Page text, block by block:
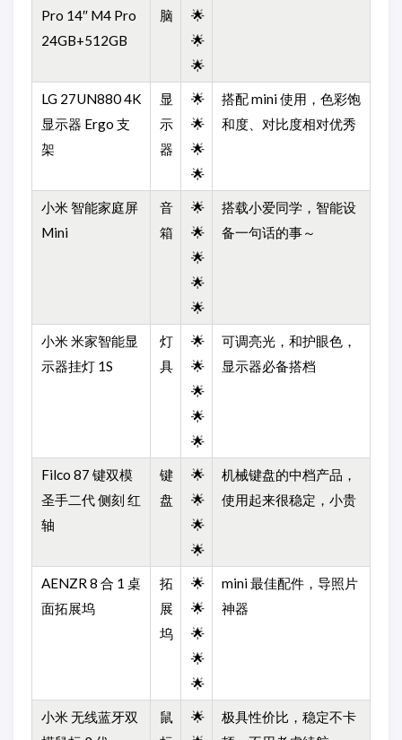
Pro 14″ M4 Pro
24GB+512GB
脑
🌟
🌟
🌟
LG 27UN880 4K
显示器 Ergo 支
架
显
示
器
🌟
🌟
🌟
🌟
搭配 mini 使用，色彩饱
和度、对比度相对优秀
小米 智能家庭屏
Mini
音
箱
🌟
🌟
🌟
🌟
🌟
搭载小爱同学，智能设
备一句话的事～
小米 米家智能显
示器挂灯 1S
灯
具
🌟
🌟
🌟
🌟
🌟
可调亮光，和护眼色，
显示器必备搭档
Filco 87 键双模
圣手二代 侧刻 红
轴
键
盘
🌟
🌟
🌟
🌟
机械键盘的中档产品，
使用起来很稳定，小贵
AENZR 8 合 1 桌
面拓展坞
拓
展
坞
🌟
🌟
🌟
🌟
🌟
mini 最佳配件，导照片
神器
小米 无线蓝牙双
鼠
🌟
极具性价比，稳定不卡